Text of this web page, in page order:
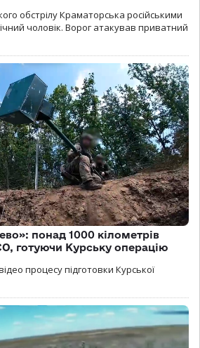
обстрілу Краматорська російськими
чоловік. Ворог атакував приватний
понад 1000 кілометрів
готуючи Курську операцію
процесу підготовки Курської